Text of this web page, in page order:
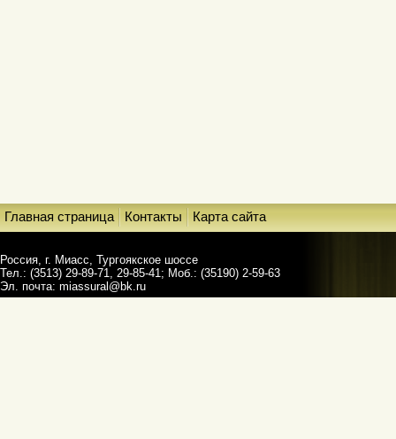
Главная страница Контакты Карта сайта
Россия, г. Миасс, Тургоякское шоссе
Тел.: (3513) 29-89-71, 29-85-41; Моб.: (35190) 2-59-63
Эл. почта: miassural@bk.ru